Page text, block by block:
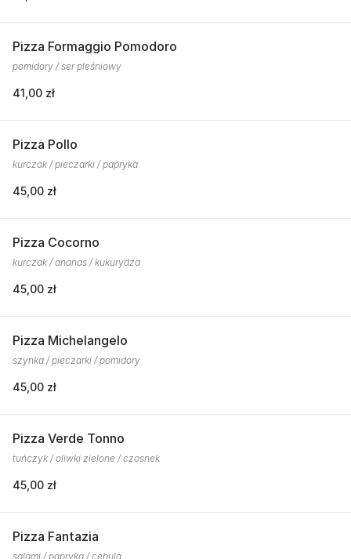
Pizza Formaggio Pomodoro
pomidory / ser pleśniowy
41,00 zł
Pizza Pollo
kurczak / pieczarki / papryka
45,00 zł
Pizza Cocorno
kurczak / ananas / kukurydza
45,00 zł
Pizza Michelangelo
szynka / pieczarki / pomidory
45,00 zł
Pizza Verde Tonno
tuńczyk / oliwki zielone / czosnek
45,00 zł
Pizza Fantazia
salami / papryka / cebula